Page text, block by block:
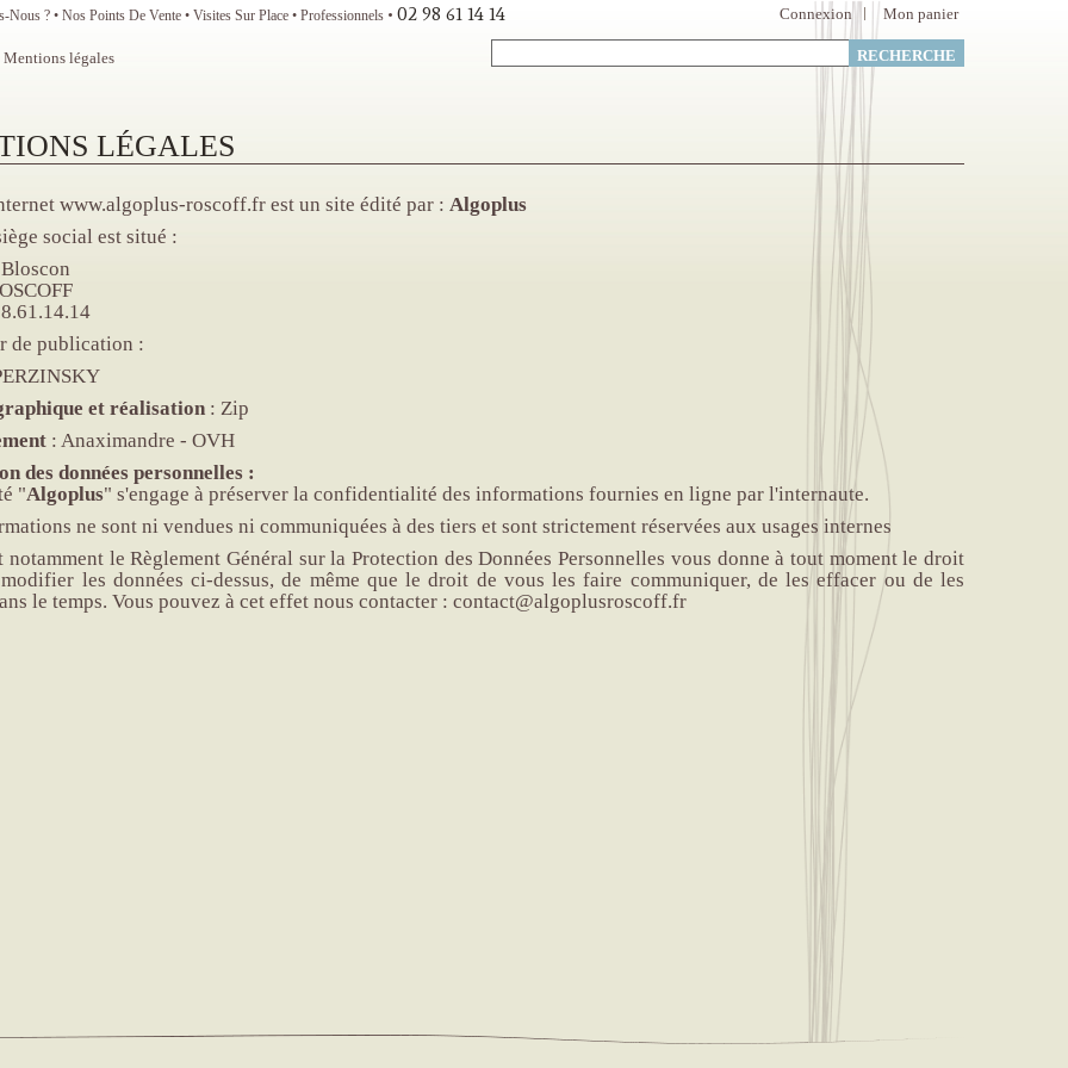
Nous ? Nos Points De Vente Visites Sur Place Professionnels 02 98 61 14 14 Mon panier
Connexion
légales
LÉGALES
www.algoplus-roscoff.fr est un site édité par : Algoplus
social est situé :
de publication :
et réalisation : Zip
: Anaximandre - OVH
des données personnelles :
"Algoplus" s'engage à préserver la confidentialité des informations fournies en ligne par l'internaute.
ne sont ni vendues ni communiquées à des tiers et sont strictement réservées aux usages internes
le Règlement Général sur la Protection des Données Personnelles vous donne à tout moment le droit
les données ci-dessus, de même que le droit de vous les faire communiquer, de les effacer ou de les
le temps. Vous pouvez à cet effet nous contacter : contact@algoplusroscoff.fr